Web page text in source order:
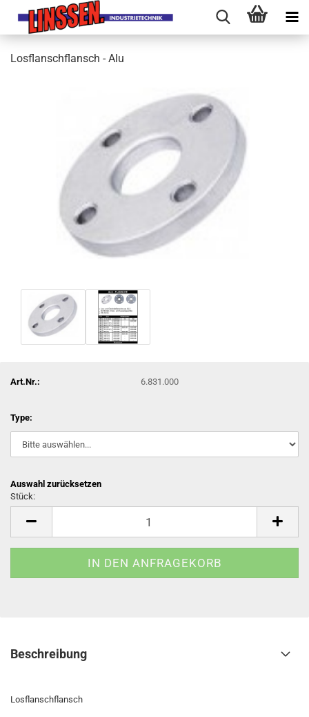
Losflanschflansch - Alu
Art.Nr.: 6.831.000
Type:
Auswahl zurücksetzen
Stück:
Beschreibung
Losflanschflansch